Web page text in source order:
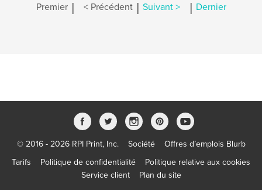
Premier | < Précédent | Suivant > | Dernier
© 2016 - 2026 RPI Print, Inc. Société
Offres d’emplois Blurb
Tarifs
Politique de confidentialité
Politique relative aux cookies
Service client
Plan du site